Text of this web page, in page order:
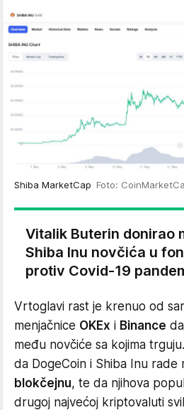
Shiba MarketCap Foto:
Vitalik Buterin donirao
Shiba Inu novčića u
protiv Covid-19
Vrtoglavi rast je krenuo od
menjačnice OKEx i Binance
među novčiće sa kojima
da DogeCoin i Shiba Inu rade
blokčejnu, te da njihova
drugoj najvećoj kriptovaluti